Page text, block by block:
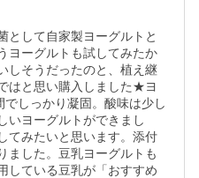
として自家製ヨーグルトと
ヨーグルトも試してみたか
しそうだったのと、植え継
はと思い購入しました★ヨ
しっかり凝固。酸味は少し
いヨーグルトができまし
てみたいと思います。添付
ました。豆乳ヨーグルトも
している豆乳が「おすすめ